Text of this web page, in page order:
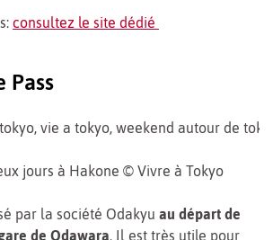
consultez le site dédié
Pass
jours à Hakone © Vivre à Tokyo
par la société Odakyu au départ de
de Odawara. Il est très utile pour